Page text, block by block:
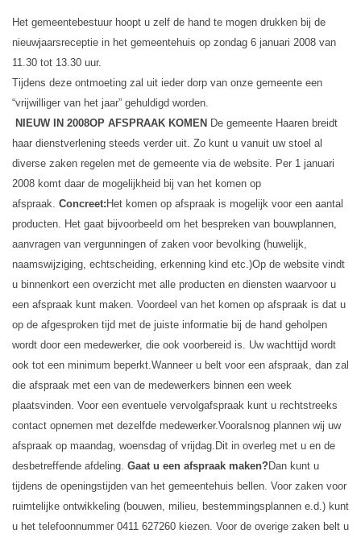
Het gemeentebestuur hoopt u zelf de hand te mogen drukken bij de
nieuwjaarsreceptie in het gemeentehuis op zondag 6 januari 2008 van
11.30 tot 13.30 uur.
Tijdens deze ontmoeting zal uit ieder dorp van onze gemeente een
“vrijwilliger van het jaar” gehuldigd worden.
NIEUW IN 2008OP AFSPRAAK KOMEN De gemeente Haaren breidt
haar dienstverlening steeds verder uit. Zo kunt u vanuit uw stoel al
diverse zaken regelen met de gemeente via de website. Per 1 januari
2008 komt daar de mogelijkheid bij van het komen op
afspraak. Concreet: Het komen op afspraak is mogelijk voor een aantal
producten. Het gaat bijvoorbeeld om het bespreken van bouwplannen,
aanvragen van vergunningen of zaken voor bevolking (huwelijk,
naamswijziging, echtscheiding, erkenning kind etc.)Op de website vindt
u binnenkort een overzicht met alle producten en diensten waarvoor u
een afspraak kunt maken. Voordeel van het komen op afspraak is dat u
op de afgesproken tijd met de juiste informatie bij de hand geholpen
wordt door een medewerker, die ook voorbereid is. Uw wachttijd wordt
ook tot een minimum beperkt.Wanneer u belt voor een afspraak, dan zal
die afspraak met een van de medewerkers binnen een week
plaatsvinden. Voor een eventuele vervolgafspraak kunt u rechtstreeks
contact opnemen met dezelfde medewerker.Vooralsnog plannen wij uw
afspraak op maandag, woensdag of vrijdag. Dit in overleg met u en de
desbetreffende afdeling. Gaat u een afspraak maken? Dan kunt u
tijdens de openingstijden van het gemeentehuis bellen. Voor zaken voor
ruimtelijke ontwikkeling (bouwen, milieu, bestemmingsplannen e.d.) kunt
u het telefoonnummer 0411 627260 kiezen. Voor de overige zaken belt u